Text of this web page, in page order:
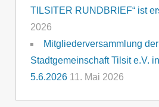
TILSITER RUNDBRIEF“ ist
2026
Mitgliederversammlung der
Stadtgemeinschaft Tilsit e.V.
5.6.2026 11. Mai 2026